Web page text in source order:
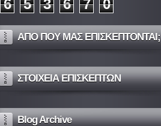
6 5 3 6 7 0
ΑΠΟ ΠΟΥ ΜΑΣ ΕΠΙΣΚΕΠΤΟΝΤΑΙ;
ΣΤΟΙΧΕΙΑ ΕΠΙΣΚΕΠΤΩΝ
Blog Archive